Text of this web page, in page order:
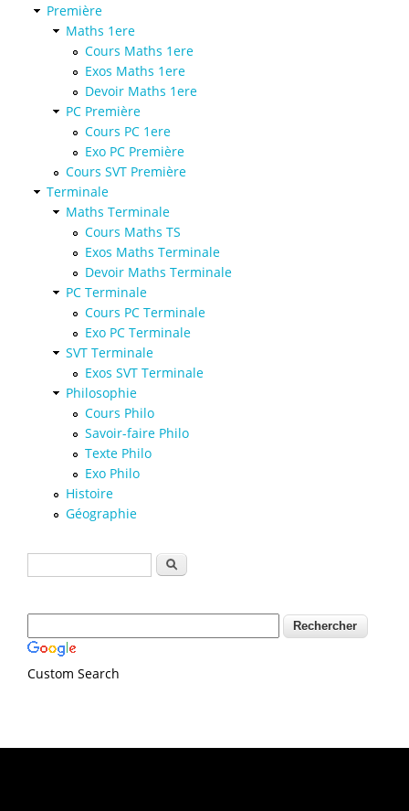
Première
Maths 1ere
Cours Maths 1ere
Exos Maths 1ere
Devoir Maths 1ere
PC Première
Cours PC 1ere
Exo PC Première
Cours SVT Première
Terminale
Maths Terminale
Cours Maths TS
Exos Maths Terminale
Devoir Maths Terminale
PC Terminale
Cours PC Terminale
Exo PC Terminale
SVT Terminale
Exos SVT Terminale
Philosophie
Cours Philo
Savoir-faire Philo
Texte Philo
Exo Philo
Histoire
Géographie
Formulaire de recherche
Rechercher
Custom Search